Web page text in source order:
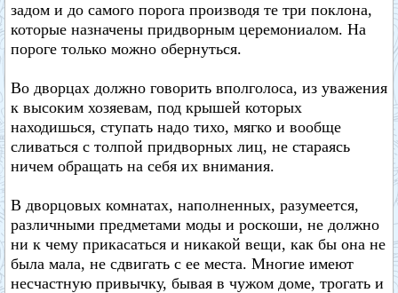
задом и до самого порога производя те три поклона,
которые назначены придворным церемониалом. На
пороге только можно обернуться.
Во дворцах должно говорить вполголоса, из уважения
к высоким хозяевам, под крышей которых
находишься, ступать надо тихо, мягко и вообще
сливаться с толпой придворных лиц, не стараясь
ничем обращать на себя их внимания.
В дворцовых комнатах, наполненных, разумеется,
различными предметами моды и роскоши, не должно
ни к чему прикасаться и никакой вещи, как бы она не
была мала, не сдвигать с ее места. Многие имеют
несчастную привычку, бывая в чужом доме, трогать и